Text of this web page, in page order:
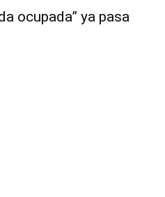
ocupada” ya pasa